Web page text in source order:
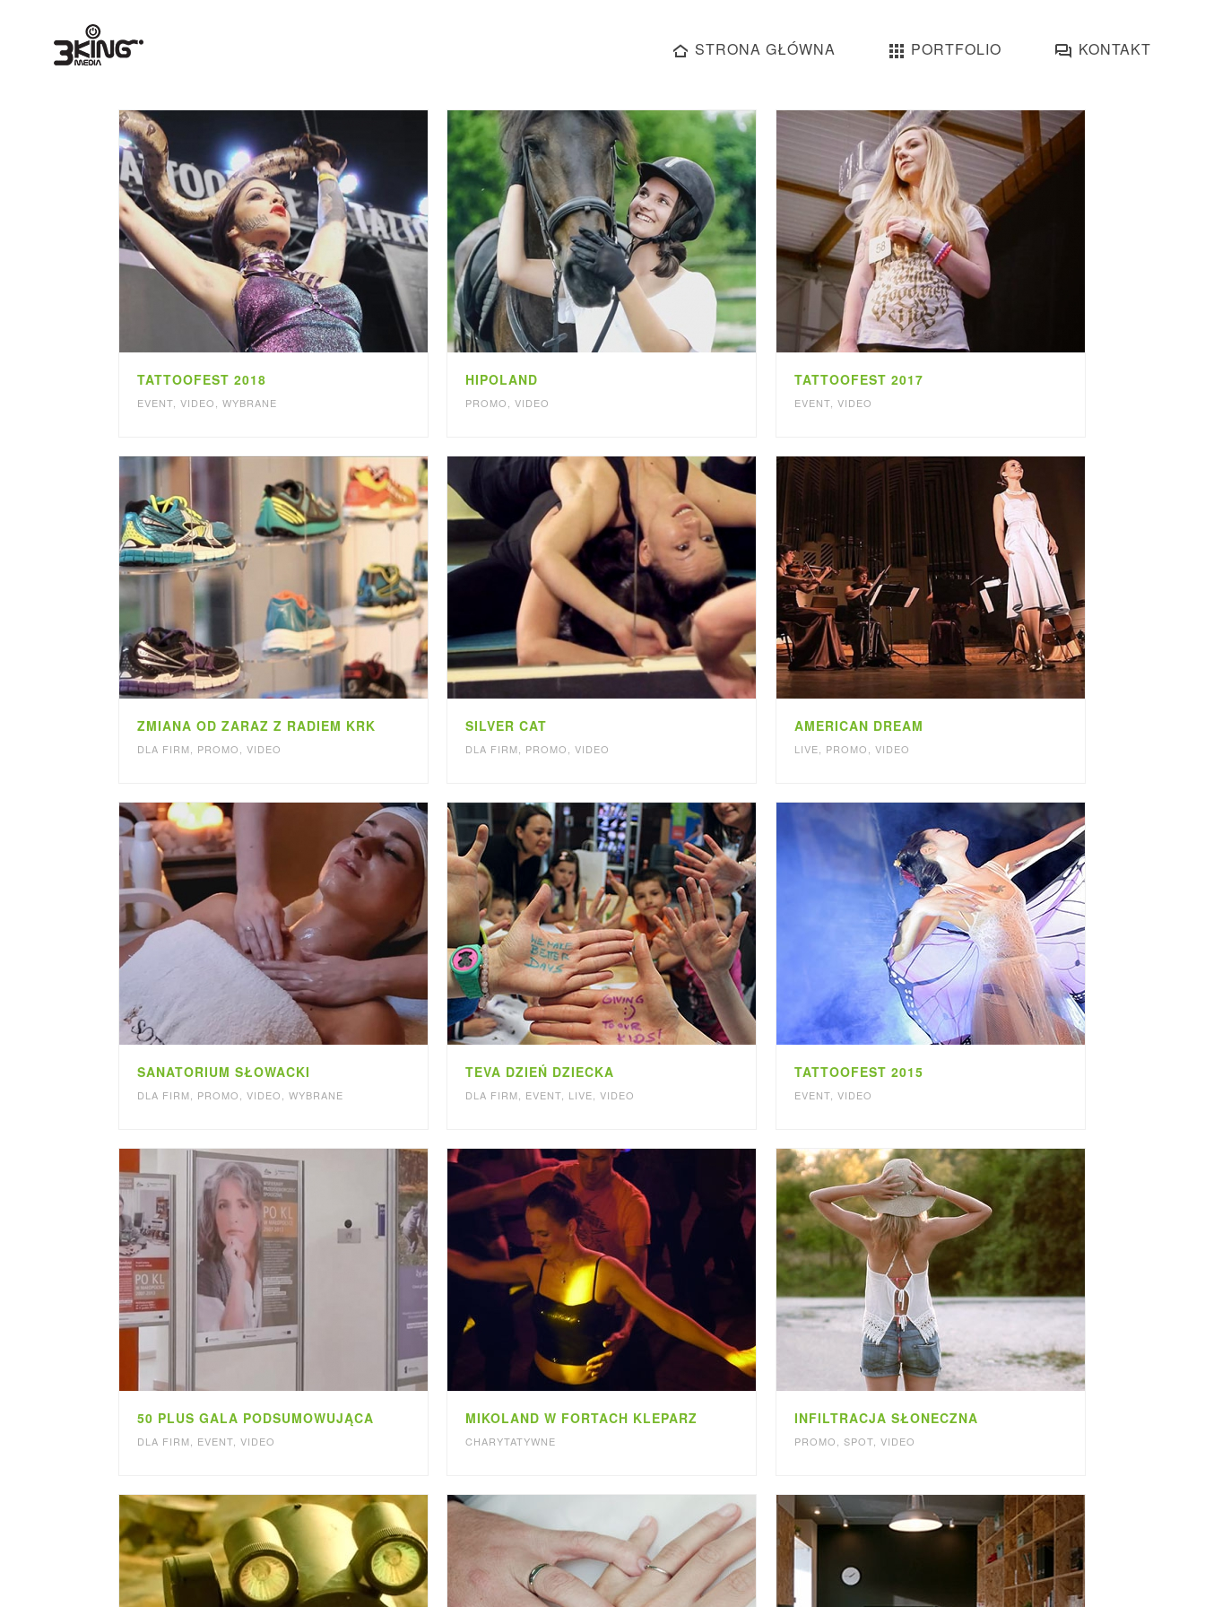
STRONA GŁÓWNA PORTFOLIO KONTAKT
TATTOOFEST 2018
EVENT VIDEO WYBRANE
HIPOLAND
PROMO ,VIDEO
TATTOOFEST 2017
EVENT, VIDEO
ZMIANA OD ZARAZ Z RADIEM KRK
DLA FIRM PROMO VIDEO
SILVER CAT
DLA FIRM PROMO ,VIDEO
AMERICAN DREAM
LIVE PROMO VIDEO
SANATORIUM SŁOWACKI
DLA FIRM PROMO VIDEO WYBRANE
TEVA DZIEŃ DZIECKA
DLA FIRM EVENT LIVE ,VIDEO
TATTOOFEST 2015
EVENT, VIDEO
50 PLUS GALA PODSUMOWUJĄCA
DLA FIRM EVENT VIDEO
MIKOLAND W FORTACH KLEPARZ
CHARYTATYWNE
INFILTRACJA SŁONECZNA
PROMO SPOT, VIDEO